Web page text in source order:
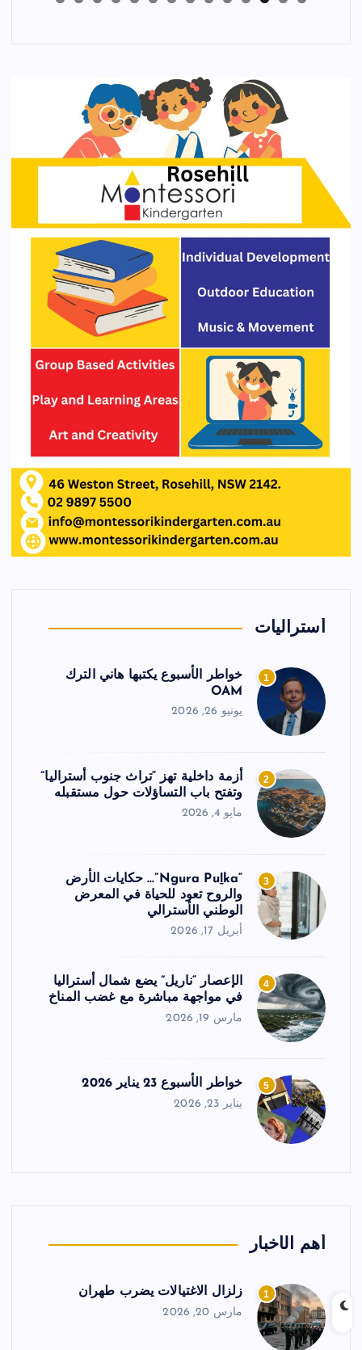
أستراليات
1
خواطر الأسبوع يكتبها هاني الترك
OAM
يونيو 26, 2026
2
أزمة داخلية تهز “تراث جنوب أستراليا”
وتفتح باب التساؤلات حول مستقبله
مايو 4, 2026
3
“Ngura Puḻka”… حكايات الأرض
والروح تعود للحياة في المعرض
الوطني الأسترالي
أبريل 17, 2026
4
الإعصار “ناريل” يضع شمال أستراليا
في مواجهة مباشرة مع غضب المناخ
مارس 19, 2026
5 خواطر الأسبوع 23 يناير 2026
يناير 23, 2026
أهم الأخبار
1 زلزال الاغتيالات يضرب طهران
مارس 20, 2026